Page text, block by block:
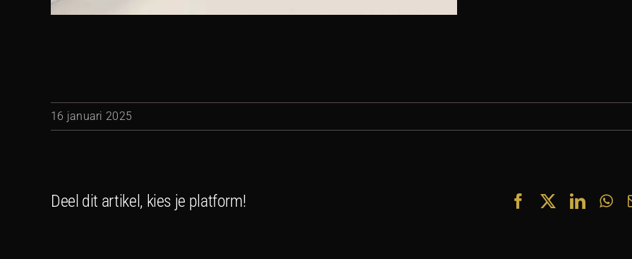
16 januari 2025
Deel dit artikel, kies je platform! Facebook